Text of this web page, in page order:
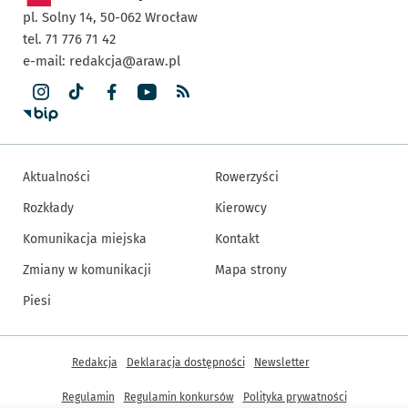
pl. Solny 14, 50-062 Wrocław
tel. 71 776 71 42
e-mail: redakcja@araw.pl
Aktualności
Rozkłady
Komunikacja miejska
Zmiany w komunikacji
Piesi
Rowerzyści
Kierowcy
Kontakt
Mapa strony
Inne informacje
Redakcja Deklaracja dostępności Newsletter
Regulamin Regulamin konkursów Polityka prywatności